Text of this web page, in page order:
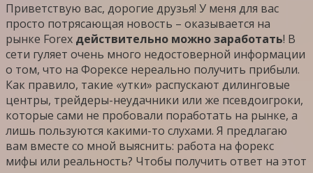
Приветствую вас, дорогие друзья! У меня для вас
просто потрясающая новость – оказывается на
рынке Forex действительно можно заработать! В
сети гуляет очень много недостоверной информации
о том, что на Форексе нереально получить прибыли.
Как правило, такие «утки» распускают дилинговые
центры, трейдеры-неудачники или же псевдоигроки,
которые сами не пробовали поработать на рынке, а
лишь пользуются какими-то слухами. Я предлагаю
вам вместе со мной выяснить: работа на форекс
мифы или реальность? Чтобы получить ответ на этот